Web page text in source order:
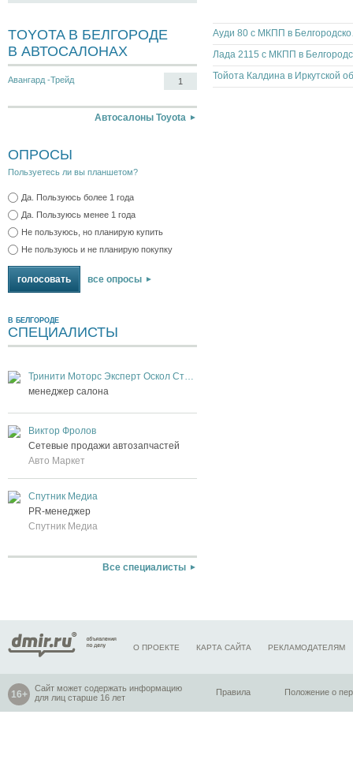
TOYOTA В БЕЛГОРОДЕ
В АВТОСАЛОНАХ
Авангард -Трейд 1
Автосалоны Toyota
ОПРОСЫ
Пользуетесь ли вы планшетом?
Да. Пользуюсь более 1 года
Да. Пользуюсь менее 1 года
Не пользуюсь, но планирую купить
Не пользуюсь и не планирую покупку
все опросы
В БЕЛГОРОДЕ
СПЕЦИАЛИСТЫ
Тринити Моторс Эксперт Оскол Старый Оскол
менеджер салона
Виктор Фролов
Сетевые продажи автозапчастей
Авто Маркет
Спутник Медиа
PR-менеджер
Спутник Медиа
Все специалисты
О ПРОЕКТЕ КАРТА САЙТА РЕКЛАМОДАТЕЛЯМ
Сайт может содержать информацию
для лиц старше 16 лет
Правила Положение о